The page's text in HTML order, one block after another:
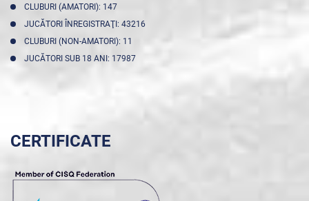
CLUBURI (AMATORI): 147
JUCĂTORI ÎNREGISTRAŢI: 43216
CLUBURI (NON-AMATORI): 11
JUCĂTORI SUB 18 ANI: 17987
CERTIFICATE